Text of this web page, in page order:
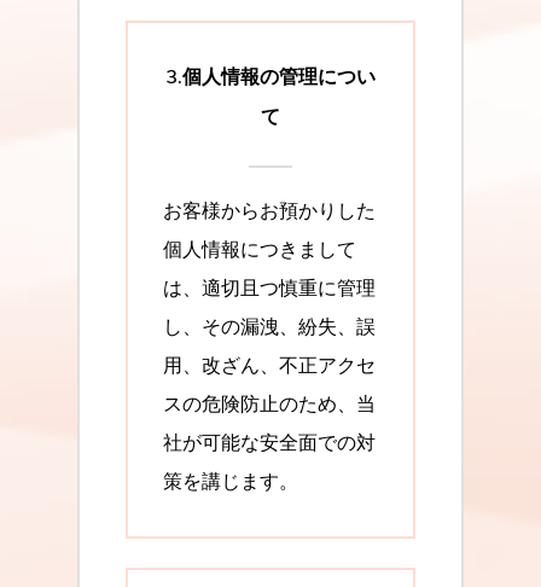
3.個人情報の管理につい
て
お客様からお預かりした
個人情報につきまして
は、適切且つ慎重に管理
し、その漏洩、紛失、誤
用、改ざん、不正アクセ
スの危険防止のため、当
社が可能な安全面での対
策を講じます。